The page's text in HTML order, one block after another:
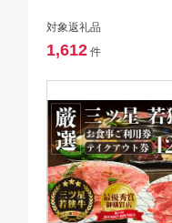
対象返礼品
1,612 件